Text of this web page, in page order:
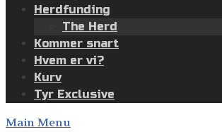
Herdfunding
The Herd
Kommer snart
Hvem er vi?
Kurv
Tyr Exclusive
Main Menu